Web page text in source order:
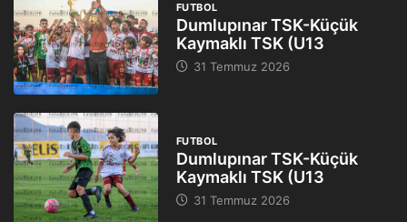
FUTBOL
Dumlupınar TSK-Küçük
Kaymaklı TSK (U13
31 Temmuz 2026
FUTBOL
Dumlupınar TSK-Küçük
Kaymaklı TSK (U13
31 Temmuz 2026